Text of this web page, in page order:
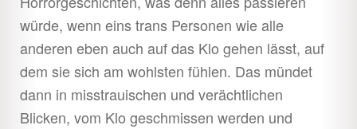
würde, wenn eins trans Personen wie alle
anderen eben auch auf das Klo gehen lässt, auf
dem sie sich am wohlsten fühlen. Das mündet
dann in misstrauischen und verächtlichen
Blicken, vom Klo geschmissen werden und